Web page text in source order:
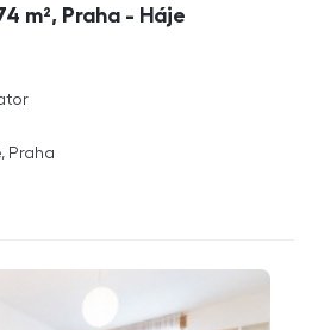
m², Praha - Háje
Praha